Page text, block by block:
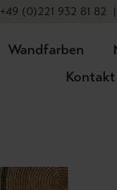
+49 (0)221 932 81 82 |
Wandfarben
Kontakt